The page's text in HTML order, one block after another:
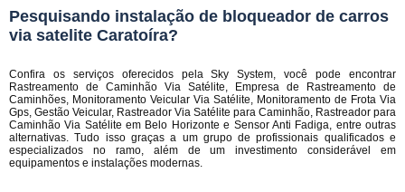
Pesquisando instalação de bloqueador de carros
via satelite Caratoíra?
Confira os serviços oferecidos pela Sky System, você pode encontrar
Rastreamento de Caminhão Via Satélite, Empresa de Rastreamento de
Caminhões, Monitoramento Veicular Via Satélite, Monitoramento de Frota Via
Gps, Gestão Veicular, Rastreador Via Satélite para Caminhão, Rastreador para
Caminhão Via Satélite em Belo Horizonte e Sensor Anti Fadiga, entre outras
alternativas. Tudo isso graças a um grupo de profissionais qualificados e
especializados no ramo, além de um investimento considerável em
equipamentos e instalações modernas.